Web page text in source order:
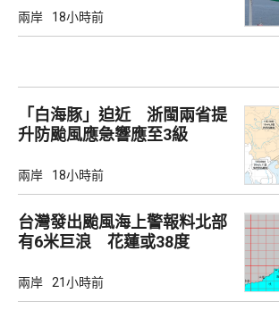
兩岸 18小時前
「白海豚」迫近 浙閩兩省提
升防颱風應急響應至3級
兩岸 18小時前
台灣發出颱風海上警報料北部
有6米巨浪 花蓮或38度
兩岸 21小時前